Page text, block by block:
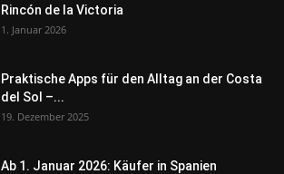
Rincón de la Victoria
1. Januar 2026
Praktische Apps für den Alltag an der Costa
del Sol –...
19. Dezember 2025
Ab 1. Januar 2026: Käufer in Spanien